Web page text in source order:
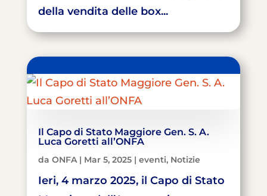
della vendita delle box...
Il Capo di Stato Maggiore Gen. S. A.
Luca Goretti all’ONFA
da ONFA| Mar 5, 2025| eventi, Notizie
Ieri, 4 marzo 2025, il Capo di Stato